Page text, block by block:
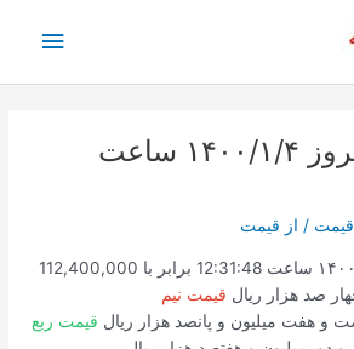
اصلی
قیمت سکه امروز ۱۴۰۰/۱/۴ ساعت
قیمت / از قیمت
قیمت سکه امروز ۱۴۰۰/۱/۴ ساعت 12:31:48 برابر با 112,400,000
صد هزار ریال قیمت نیم
قیمت ربع